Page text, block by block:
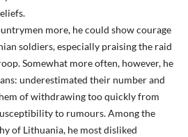
more, he could show courage
soldiers, especially praising the raid
Somewhat more often, however, he
underestimated their number and
of withdrawing too quickly from
to rumours. Among the
of Lithuania, he most disliked